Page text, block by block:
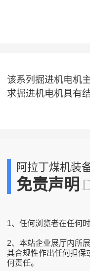
该系列掘进机电机
求掘进机电机具有
阿拉丁煤机装
免责声明
1、任何浏览者在任何
2、本站企业展厅内所
其合规性作出任何担保
何责任。